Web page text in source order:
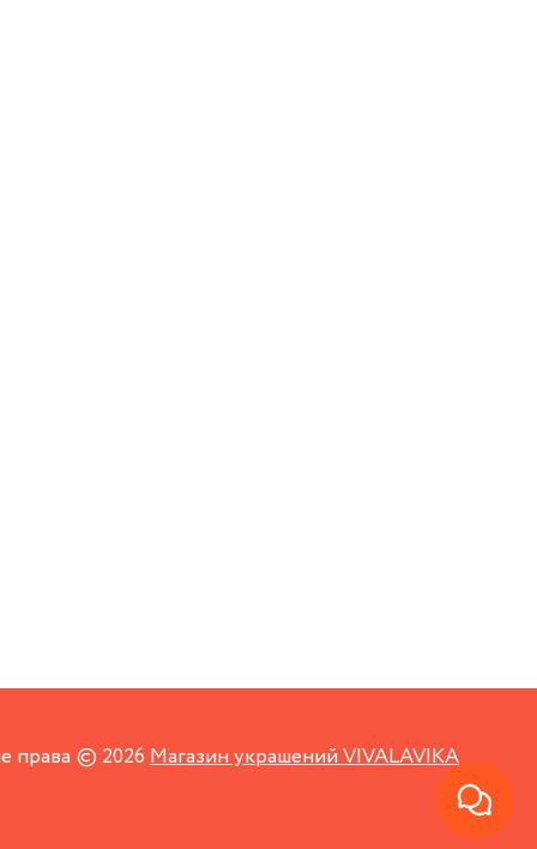
права © 2026Магазин украшений VIVALAVIKA